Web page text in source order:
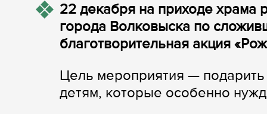
22 декабря на приходе
города Волковыска по
благотворительная акция
Цель мероприятия —
детям, которые особенно